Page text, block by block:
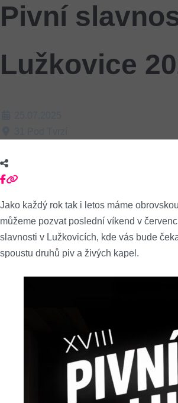
Pivní
Lužkovice
Jako každý rok tak i letos máme
můžeme pozvat poslední víkend v
slavnosti v Lužkovicích, kde vás bude
spoustu druhů piv a živých kapel.